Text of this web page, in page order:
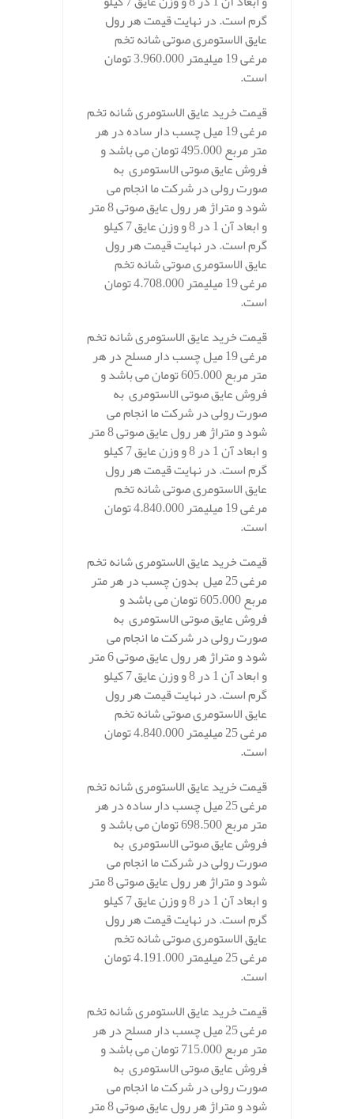
گرم است. در نهایت قیمت هر رول
عایق الاستومری صوتی شانه تخم
مرغی 19 میلیمتر 3.960.000 تومان
است.
قیمت خرید عایق الاستومری شانه تخم
مرغی 19 میل چسب دار ساده در هر
متر مربع 495.000 تومان می باشد و
فروش عایق صوتی الاستومری به
صورت رولی در شرکت ما انجام می
شود و متراژ هر رول عایق صوتی 8 متر
و ابعاد آن 1 در 8 و وزن عایق 7 کیلو
گرم است. در نهایت قیمت هر رول
عایق الاستومری صوتی شانه تخم
مرغی 19 میلیمتر 4.708.000 تومان
است.
قیمت خرید عایق الاستومری شانه تخم
مرغی 19 میل چسب دار مسلح در هر
متر مربع 605.000 تومان می باشد و
فروش عایق صوتی الاستومری به
صورت رولی در شرکت ما انجام می
شود و متراژ هر رول عایق صوتی 8 متر
و ابعاد آن 1 در 8 و وزن عایق 7 کیلو
گرم است. در نهایت قیمت هر رول
عایق الاستومری صوتی شانه تخم
مرغی 19 میلیمتر 4.840.000 تومان
است.
قیمت خرید عایق الاستومری شانه تخم
مرغی 25 میل بدون چسب در هر متر
مربع 605.000 تومان می باشد و
فروش عایق صوتی الاستومری به
صورت رولی در شرکت ما انجام می
شود و متراژ هر رول عایق صوتی 6 متر
و ابعاد آن 1 در 8 و وزن عایق 7 کیلو
گرم است. در نهایت قیمت هر رول
عایق الاستومری صوتی شانه تخم
مرغی 25 میلیمتر 4.840.000 تومان
است.
قیمت خرید عایق الاستومری شانه تخم
مرغی 25 میل چسب دار ساده در هر
متر مربع 698.500 تومان می باشد و
فروش عایق صوتی الاستومری به
صورت رولی در شرکت ما انجام می
شود و متراژ هر رول عایق صوتی 8 متر
و ابعاد آن 1 در 8 و وزن عایق 7 کیلو
گرم است. در نهایت قیمت هر رول
عایق الاستومری صوتی شانه تخم
مرغی 25 میلیمتر 4.191.000 تومان
است.
قیمت خرید عایق الاستومری شانه تخم
مرغی 25 میل چسب دار مسلح در هر
متر مربع 715.000 تومان می باشد و
فروش عایق صوتی الاستومری به
صورت رولی در شرکت ما انجام می
شود و متراژ هر رول عایق صوتی 8 متر